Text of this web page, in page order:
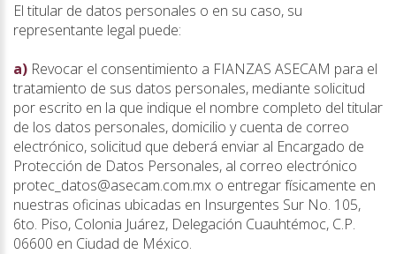
El titular de datos personales o en su caso, su
representante legal puede:
a) Revocar el consentimiento a FIANZAS ASECAM para el
tratamiento de sus datos personales, mediante solicitud
por escrito en la que indique el nombre completo del titular
de los datos personales, domicilio y cuenta de correo
electrónico, solicitud que deberá enviar al Encargado de
Protección de Datos Personales, al correo electrónico
protec_datos@asecam.com.mx o entregar físicamente en
nuestras oficinas ubicadas en Insurgentes Sur No. 105,
6to. Piso, Colonia Juárez, Delegación Cuauhtémoc, C.P.
06600 en Ciudad de México.